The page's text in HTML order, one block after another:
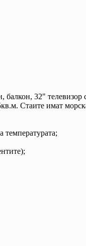
балкон, 32"
Стаите имат
температурата;